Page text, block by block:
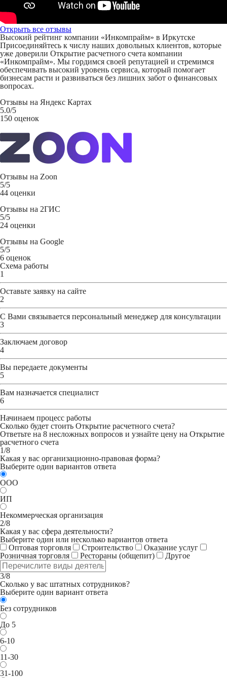
Открыть все отзывы
Высокий рейтинг компании «Инкомпрайм» в Иркутске
Присоединяйтесь к числу наших довольных клиентов, которые
уже доверили Открытие расчетного счета компании
«Инкомпрайм». Мы гордимся своей репутацией и стремимся
обеспечивать высокий уровень сервиса, который помогает
бизнесам расти и развиваться без лишних забот о финансовых
вопросах.
Отзывы на Яндекс Картах
5.0/5
150 оценок
Отзывы на Zoon
5/5
44 оценки
Отзывы на 2ГИС
5/5
24 оценки
Отзывы на Google
5/5
6 оценок
Схема работы
1
Оставьте заявку на сайте
2
С Вами связывается персональный менеджер для консультации
3
Заключаем договор
4
Вы передаете документы
5
Вам назначается специалист
6
Начинаем процесс работы
Сколько будет стоить Открытие расчетного счета?
Ответьте на 8 несложных вопросов и узнайте цену на Открытие
расчетного счета
1/8
Какая у вас организационно-правовая форма?
Выберите один вариантов ответа
ООО
ИП
Некоммерческая организация
2/8
Какая у вас сфера деятельности?
Выберите один или несколько вариантов ответа
Оптовая торговля
Строительство
Оказание услуг
Розничная торговля
Рестораны (общепит) Другое
3/8
Сколько у вас штатных сотрудников?
Выберите один вариант ответа
Без сотрудников
До 5
6-10
11-30
31-100